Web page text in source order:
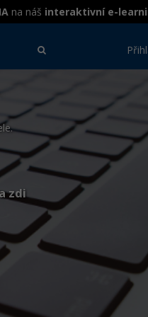
na náš interaktivní e-
zdi